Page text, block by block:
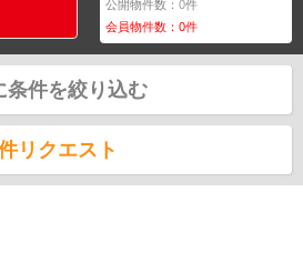
公開物件数：0件
会員物件数：0件
条件を絞り込む
リクエスト